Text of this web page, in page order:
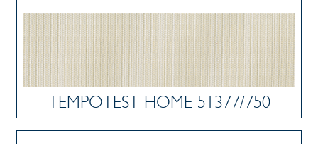
TEMPOTEST HOME 51377/750